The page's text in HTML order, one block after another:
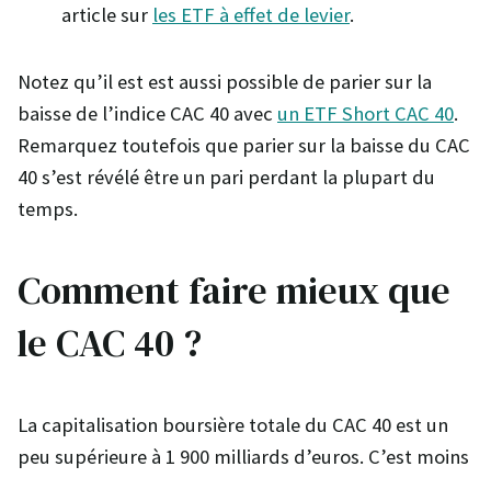
article sur les ETF à effet de levier.
Notez qu’il est est aussi possible de parier sur la
baisse de l’indice CAC 40 avec un ETF Short CAC 40.
Remarquez toutefois que parier sur la baisse du CAC
40 s’est révélé être un pari perdant la plupart du
temps.
Comment faire mieux que
le CAC 40 ?
La capitalisation boursière totale du CAC 40 est un
peu supérieure à 1 900 milliards d’euros. C’est moins